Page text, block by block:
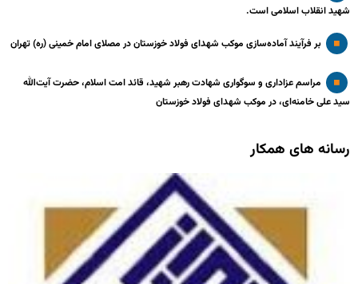
شهید انقلاب اسلامی است.
بر فرآیند آماده‌سازی موکب شهدای فولاد خوزستان در مصلای امام خمینی (ره) تهران
مراسم عزاداری و سوگواری شهادت رهبر شهید، قائد امت اسلام، حضرت آیت‌الله
سید علی خامنه‌ای، در موکب شهدای فولاد خوزستان
رسانه های همکار